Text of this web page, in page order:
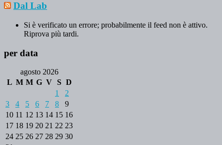
Dal Lab
Si è verificato un errore; probabilmente il feed non è attivo.
Riprova più tardi.
per data
agosto 2026
L M M G V S D
1
2
3
4 5 6 7 8
9
10 11 12 13 14 15 16
17 18 19 20 21 22 23
24 25 26 27 28 29 30